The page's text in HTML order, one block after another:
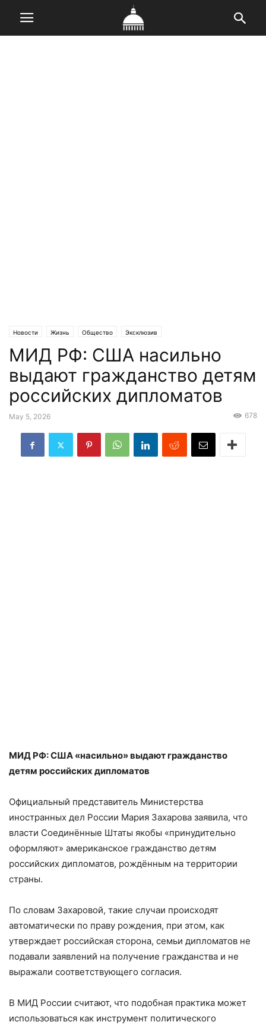
Новости Жизнь Общество Эксклюзив
МИД РФ: США насильно
выдают гражданство детям
российских дипломатов
May 5, 2026 678
МИД РФ: США «насильно» выдают гражданство
детям российских дипломатов
Официальный представитель Министерства
иностранных дел России Мария Захарова заявила, что
власти Соединённые Штаты якобы «принудительно
оформляют» американское гражданство детям
российских дипломатов, рождённым на территории
страны.
По словам Захаровой, такие случаи происходят
автоматически по праву рождения, при этом, как
утверждает российская сторона, семьи дипломатов не
подавали заявлений на получение гражданства и не
выражали соответствующего согласия.
В МИД России считают, что подобная практика может
использоваться как инструмент политического